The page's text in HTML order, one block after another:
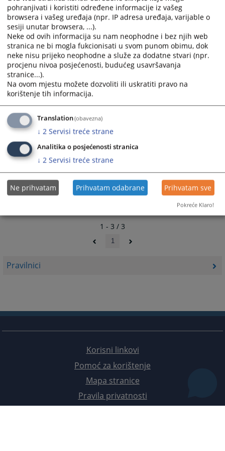
Pravilnici
and
select
a
date.
Press
the
mark
key
to
get
the
shortcuts
for
changing
dates.
and
select
date.
Press
the
mark
to
shortcuts
changing
dates.
24.11.2017.
Poslovnik o radu web uredništva Okružnog javnog
tužilaštva Prijedor
1 - 3 / 3
1
Korisni linkovi
Pomoć za korištenje
Mapa stranice
Pravila privatnosti
pohranjivati i koristiti određene informacije iz vašeg
browsera i vašeg uređaja (npr. IP adresa uređaja, varijable o
sesiji unutar browsera, ...).
Neke od ovih informacija su nam neophodne i bez njih web
stranica ne bi mogla fukcionisati u svom punom obimu, dok
neke nisu prijeko neophodne a služe za dodatne stvari (npr.
procjenu nivoa posjećenosti, budućeg usavršavanja
stranice...).
Na ovom mjestu možete dozvoliti ili uskratiti pravo na
korištenje tih informacija.
Translation(obavezna)
↓ 2 Servisi treće strane
Analitika o posjećenosti stranica
↓ 2 Servisi treće strane
Ne prihvatam Prihvatam odabrane Prihvatam sve
Pokreće Klaro!